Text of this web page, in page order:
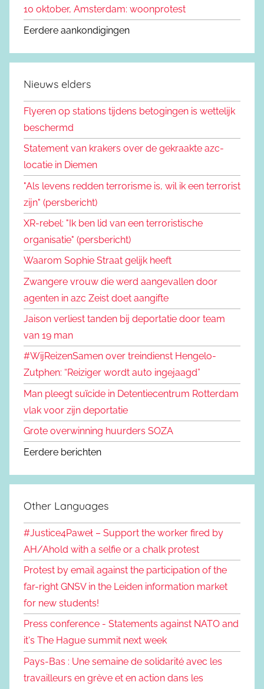
10 oktober, Amsterdam: woonprotest
Eerdere aankondigingen
Nieuws elders
Flyeren op stations tijdens betogingen is wettelijk
beschermd
Statement van krakers over de gekraakte azc-
locatie in Diemen
"Als levens redden terrorisme is, wil ik een terrorist
zijn" (persbericht)
XR-rebel: "Ik ben lid van een terroristische
organisatie" (persbericht)
Waarom Sophie Straat gelijk heeft
Zwangere vrouw die werd aangevallen door
agenten in azc Zeist doet aangifte
Jaison verliest tanden bij deportatie door team
van 19 man
#WijReizenSamen over treindienst Hengelo-
Zutphen: “Reiziger wordt auto ingejaagd”
Man pleegt suïcide in Detentiecentrum Rotterdam
vlak voor zijn deportatie
Grote overwinning huurders SOZA
Eerdere berichten
Other Languages
#Justice4Paweł – Support the worker fired by
AH/Ahold with a selfie or a chalk protest
Protest by email against the participation of the
far-right GNSV in the Leiden information market
for new students!
Press conference - Statements against NATO and
it's The Hague summit next week
Pays-Bas : Une semaine de solidarité avec les
travailleurs en grève et en action dans les